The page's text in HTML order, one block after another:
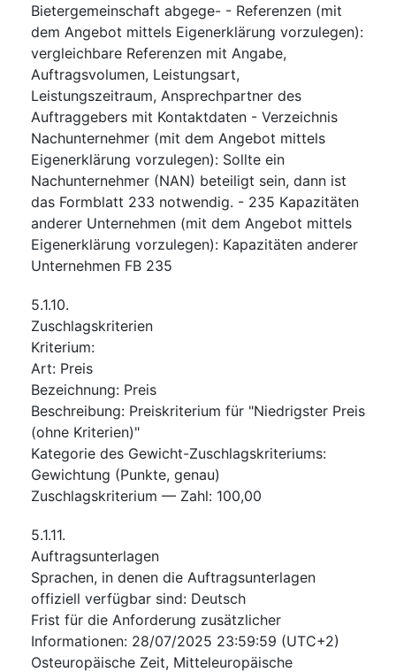
Bietergemeinschaft abgege- - Referenzen (mit
dem Angebot mittels Eigenerklärung vorzulegen):
vergleichbare Referenzen mit Angabe,
Auftragsvolumen, Leistungsart,
Leistungszeitraum, Ansprechpartner des
Auftraggebers mit Kontaktdaten - Verzeichnis
Nachunternehmer (mit dem Angebot mittels
Eigenerklärung vorzulegen): Sollte ein
Nachunternehmer (NAN) beteiligt sein, dann ist
das Formblatt 233 notwendig. - 235 Kapazitäten
anderer Unternehmen (mit dem Angebot mittels
Eigenerklärung vorzulegen): Kapazitäten anderer
Unternehmen FB 235
5.1.10.
Zuschlagskriterien
Kriterium:
Art: Preis
Bezeichnung: Preis
Beschreibung: Preiskriterium für "Niedrigster Preis
(ohne Kriterien)"
Kategorie des Gewicht-Zuschlagskriteriums:
Gewichtung (Punkte, genau)
Zuschlagskriterium — Zahl: 100,00
5.1.11.
Auftragsunterlagen
Sprachen, in denen die Auftragsunterlagen
offiziell verfügbar sind: Deutsch
Frist für die Anforderung zusätzlicher
Informationen: 28/07/2025 23:59:59 (UTC+2)
Osteuropäische Zeit, Mitteleuropäische